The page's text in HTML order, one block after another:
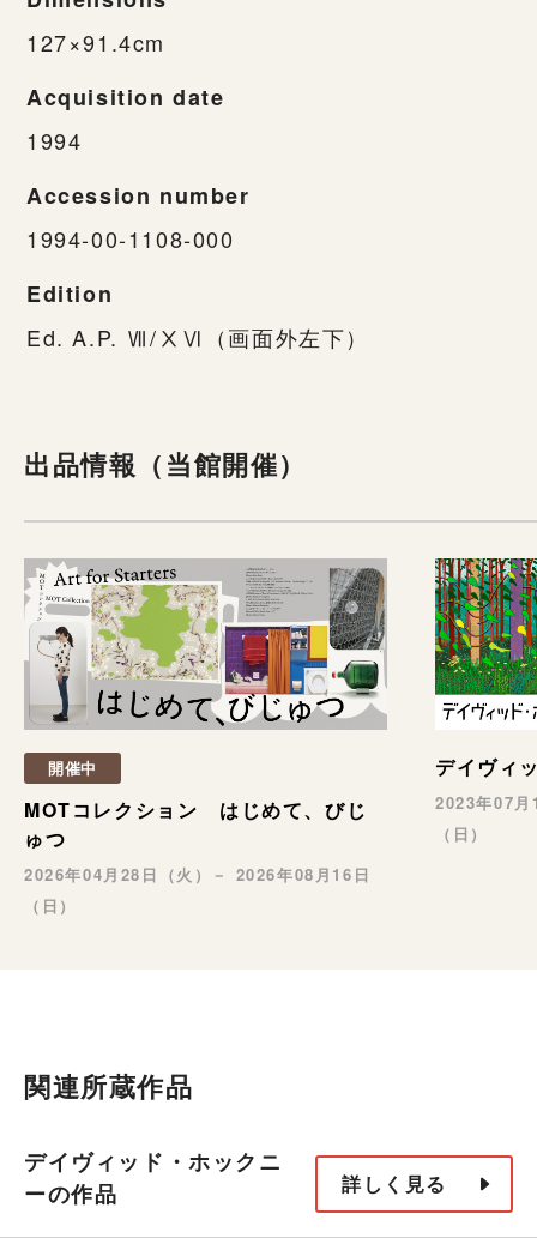
127×91.4cm
Acquisition date
1994
Accession number
1994-00-1108-000
Edition
Ed. A.P. Ⅶ/ⅩⅥ（画面外左下）
出品情報（当館開催）
開催中
MOTコレクション はじめて、びじ
ゅつ
2026年04月28日（火）－ 2026年08月16日
（日）
デイヴィ
2023年07
（日）
関連所蔵作品
デイヴィッド・ホックニ
ーの作品
詳しく見る